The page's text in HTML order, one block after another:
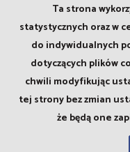
Kalkulator kosztów
Kalkulator
Home staging
Wirtualne wizyty
Oferty na
Praca w Newbox
Polityka
Newbox
Ta strona
statystycznych oraz w
do indywidualnych
dotyczących plików
chwili modyfikując
tej strony bez zmian
że będą one